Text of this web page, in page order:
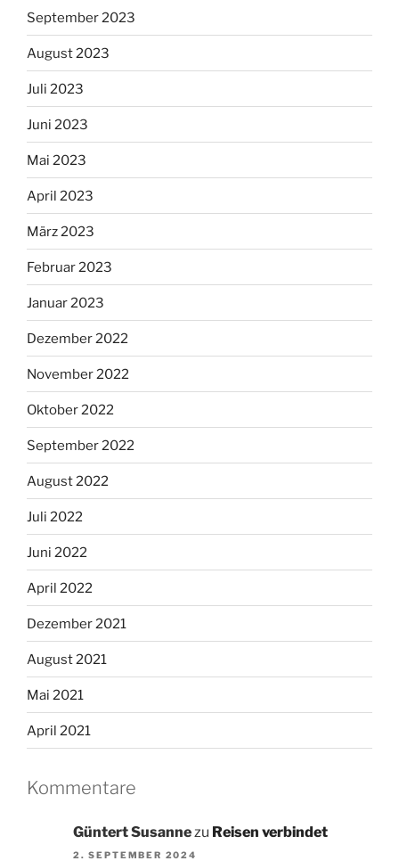
September 2023
August 2023
Juli 2023
Juni 2023
Mai 2023
April 2023
März 2023
Februar 2023
Januar 2023
Dezember 2022
November 2022
Oktober 2022
September 2022
August 2022
Juli 2022
Juni 2022
April 2022
Dezember 2021
August 2021
Mai 2021
April 2021
Kommentare
Güntert Susanne zu Reisen verbindet
2. SEPTEMBER 2024